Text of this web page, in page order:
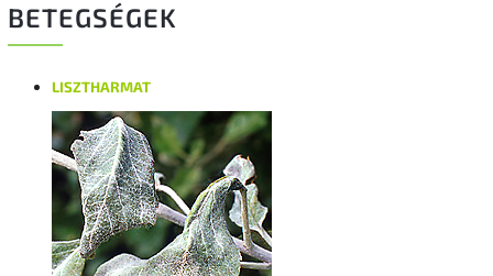
BETEGSÉGEK
LISZTHARMAT